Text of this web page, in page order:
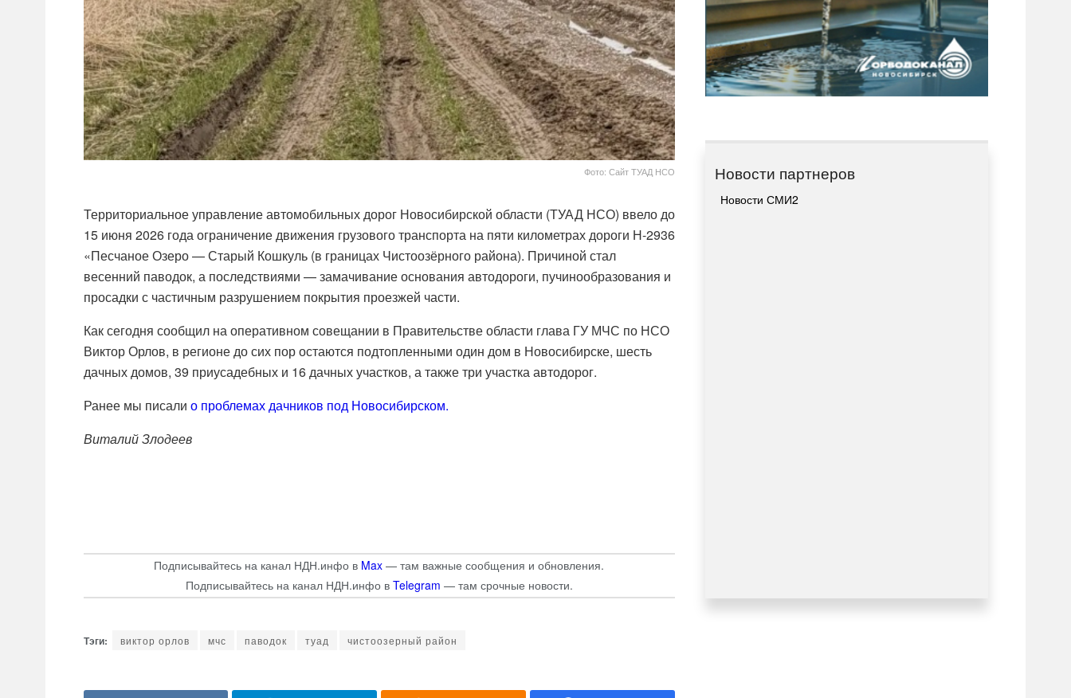
Фото: Сайт ТУАД НСО
Территориальное управление автомобильных дорог Новосибирской области (ТУАД НСО) ввело до
15 июня 2026 года ограничение движения грузового транспорта на пяти километрах дороги Н-2936
«Песчаное Озеро — Старый Кошкуль (в границах Чистоозёрного района). Причиной стал
весенний паводок, а последствиями — замачивание основания автодороги, пучинообразования и
просадки с частичным разрушением покрытия проезжей части.
Как сегодня сообщил на оперативном совещании в Правительстве области глава ГУ МЧС по НСО
Виктор Орлов, в регионе до сих пор остаются подтопленными один дом в Новосибирске, шесть
дачных домов, 39 приусадебных и 16 дачных участков, а также три участка автодорог.
Ранее мы писали о проблемах дачников под Новосибирском.
Виталий Злодеев
Подписывайтесь на канал НДН.инфо в Max — там важные сообщения и обновления.
Подписывайтесь на канал НДН.инфо в Telegram — там срочные новости.
виктор орлов мчс паводок туад чистоозерный район
Новости партнеров
Новости СМИ2